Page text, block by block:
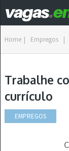
Home | Empregos |
Trabalhe
currículo
EMPREGOS